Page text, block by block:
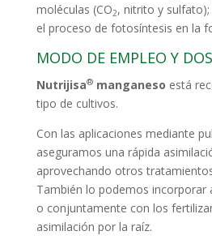
moléculas (CO2, nitrito y
el proceso de fotosíntesis en la
MODO DE EMPLEO Y
Nutrijisa® manganeso está
tipo de cultivos.
Con las aplicaciones mediante
aseguramos una rápida
aprovechando otros
También lo podemos incorporar
o conjuntamente con los
asimilación por la raíz.